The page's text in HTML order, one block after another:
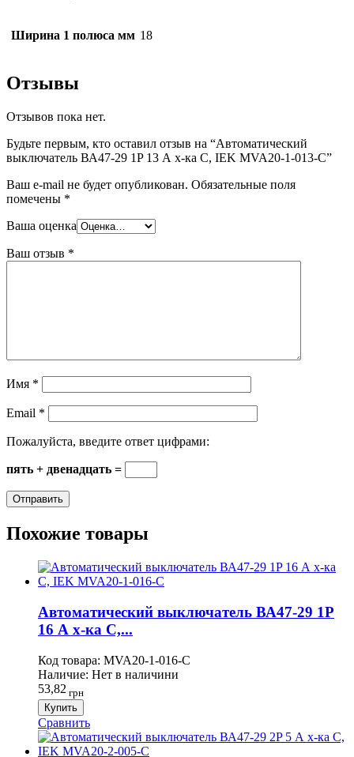
Ширина 1 полюса мм 18
Отзывы
Отзывов пока нет.
Будьте первым, кто оставил отзыв на “Автоматический
выключатель ВА47-29 1P 13 А х-ка C, IEK MVA20-1-013-C”
Ваш e-mail не будет опубликован. Обязательные поля
помечены *
Ваша оценка
Ваш отзыв *
Имя *
Email *
Пожалуйста, введите ответ цифрами:
пять + двенадцать =
Похожие товары
Автоматический выключатель ВА47-29 1P
16 А х-ка C,...
Код товара: MVA20-1-016-C
Наличие: Нет в наличини
53,82 грн
Купить
Сравнить